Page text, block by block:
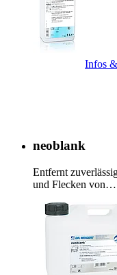
Infos
neoblank
Entfernt
und Flecken von…